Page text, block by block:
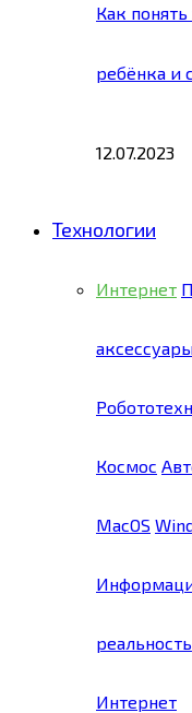
Как
ребёнка и
12.07.2023
Технологии
Интернет
Космос
MacOS
реальность
Интернет